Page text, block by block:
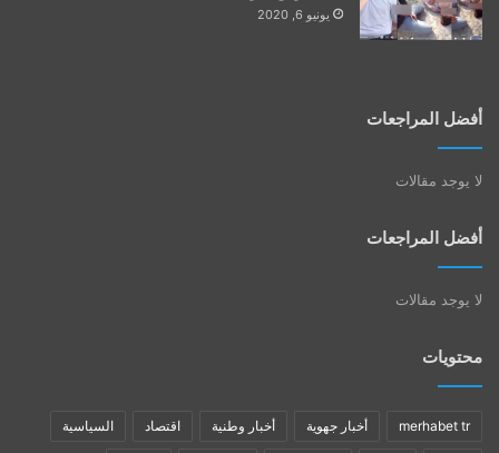
يونيو 6, 2020
أفضل المراجعات
لا يوجد مقالات
أفضل المراجعات
لا يوجد مقالات
محتويات
merhabet tr أخبار جهوية أخبار وطنية اقتصاد السياسية